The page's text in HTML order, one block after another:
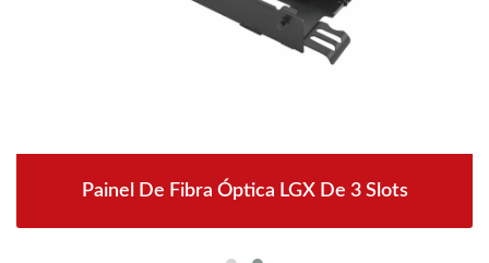
Painel De Fibra Óptica LGX De 3 Slots